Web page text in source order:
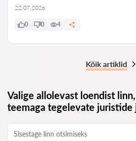
22.07.2026
0 0 4
Kõik artiklid
Valige allolevast loendist
teemaga tegelevate juristide